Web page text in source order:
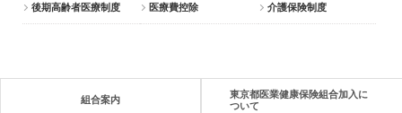
後期高齢者医療制度 医療費控除 介護保険制度
組合案内
東京都医業健康保険組合加入に
ついて